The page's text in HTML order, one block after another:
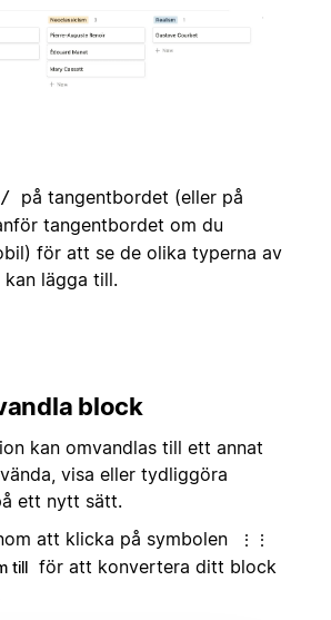
/ på tangentbordet (eller på
tangentbordet om du
för att se de olika typerna av
kan lägga till.
block
kan omvandlas till ett annat
visa eller tydliggöra
ett nytt sätt.
att klicka på symbolen
⋮⋮
till för att konvertera ditt block